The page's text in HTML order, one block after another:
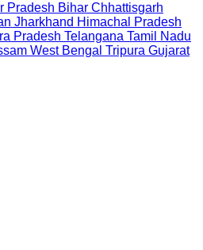
Pradesh Bihar Chhattisgarh
Jharkhand Himachal Pradesh
Pradesh Telangana Tamil Nadu
West Bengal Tripura Gujarat